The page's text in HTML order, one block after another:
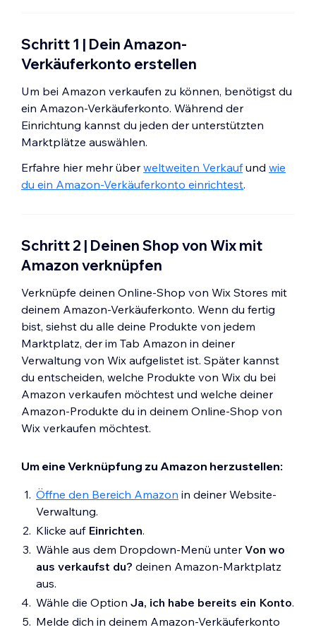
Schweden
Vereinigtes Königreich
Europäische Union
Schritt 1 | Dein Amazon-
Verkäuferkonto erstellen
Um bei Amazon verkaufen zu können, benötigst du
ein Amazon-Verkäuferkonto. Während der
Einrichtung kannst du jeden der unterstützten
Marktplätze auswählen.
Erfahre hier mehr überweltweiten Verkaufund wie
du ein Amazon-Verkäuferkonto einrichtest.
Schritt 2 | Deinen Shop von Wix mit
Amazon verknüpfen
Verknüpfe deinen Online-Shop von Wix Stores mit
deinem Amazon-Verkäuferkonto. Wenn du fertig
bist, siehst du alle deine Produkte von jedem
Marktplatz, der im Tab Amazon in deiner
Verwaltung von Wix aufgelistet ist. Später kannst
du entscheiden, welche Produkte von Wix du bei
Amazon verkaufen möchtest und welche deiner
Amazon-Produkte du in deinem Online-Shop von
Wix verkaufen möchtest.
Um eine Verknüpfung zu Amazon herzustellen:
Öffne den Bereich Amazon in deiner Website-
Verwaltung.
Klicke auf Einrichten.
Wähle aus dem Dropdown-Menü unterVon wo
aus verkaufst du? deinen Amazon-Marktplatz
aus.
Wähle die Option Ja, ich habe bereits ein Konto.
Melde dich in deinem Amazon-Verkäuferkonto